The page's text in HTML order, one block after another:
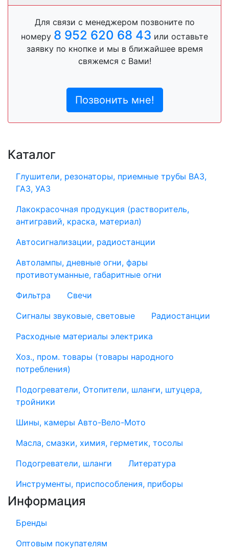
Для связи с менеджером позвоните по
номеру 8 952 620 68 43 или оставьте
заявку по кнопке и мы в ближайшее время
свяжемся с Вами!
Позвонить мне!
Каталог
Глушители, резонаторы, приемные трубы ВАЗ,
ГАЗ, УАЗ
Лакокрасочная продукция (растворитель,
антигравий, краска, материал)
Автосигнализации, радиостанции
Автолампы, дневные огни, фары
противотуманные, габаритные огни
Фильтра
Свечи
Сигналы звуковые, световые
Радиостанции
Расходные материалы электрика
Хоз., пром. товары (товары народного
потребления)
Подогреватели, Отопители, шланги, штуцера,
тройники
Шины, камеры Авто-Вело-Мото
Масла, смазки, химия, герметик, тосолы
Подогреватели, шланги
Литература
Инструменты, приспособления, приборы
Информация
Бренды
Оптовым покупателям